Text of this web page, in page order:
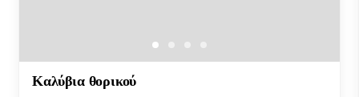
Καλύβια θορικού